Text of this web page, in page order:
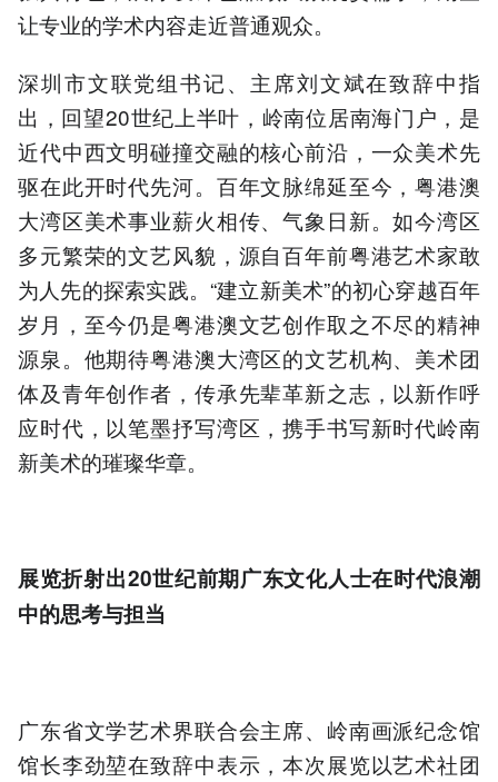
让专业的学术内容走近普通观众。
深圳市文联党组书记、主席刘文斌在致辞中指
出，回望20世纪上半叶，岭南位居南海门户，是
近代中西文明碰撞交融的核心前沿，一众美术先
驱在此开时代先河。百年文脉绵延至今，粤港澳
大湾区美术事业薪火相传、气象日新。如今湾区
多元繁荣的文艺风貌，源自百年前粤港艺术家敢
为人先的探索实践。“建立新美术”的初心穿越百年
岁月，至今仍是粤港澳文艺创作取之不尽的精神
源泉。他期待粤港澳大湾区的文艺机构、美术团
体及青年创作者，传承先辈革新之志，以新作呼
应时代，以笔墨抒写湾区，携手书写新时代岭南
新美术的璀璨华章。
展览折射出20世纪前期广东文化人士在时代浪潮
中的思考与担当
广东省文学艺术界联合会主席、岭南画派纪念馆
馆长李劲堃在致辞中表示，本次展览以艺术社团